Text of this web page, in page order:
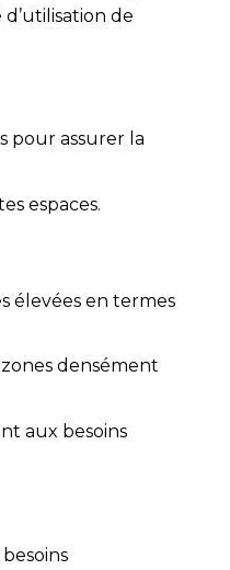
de
pour assurer la
espaces.
élevées en termes
densément
aux besoins